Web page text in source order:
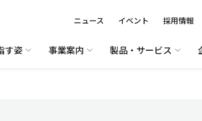
ニュース イベント 採用情報
す姿 事業案内 製品・サービス